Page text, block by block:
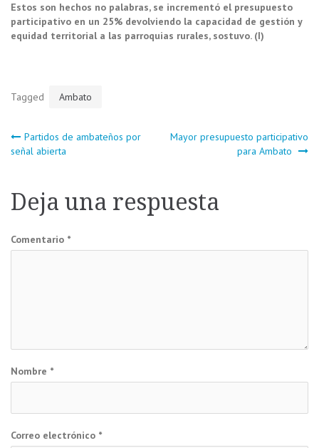
Estos son hechos no palabras, se incrementó el presupuesto
participativo en un 25% devolviendo la capacidad de gestión y
equidad territorial a las parroquias rurales, sostuvo. (I)
Tagged Ambato
Navegación
entradas
Partidos de ambateños por
señal abierta
Mayor presupuesto participativo
para Ambato
Deja una respuesta
Comentario *
Nombre *
Correo electrónico *